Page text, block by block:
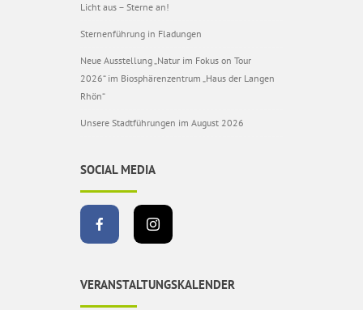
Licht aus – Sterne an!
Sternenführung in Fladungen
Neue Ausstellung „Natur im Fokus on Tour
2026“ im Biosphärenzentrum „Haus der Langen
Rhön“
Unsere Stadtführungen im August 2026
SOCIAL MEDIA
VERANSTALTUNGSKALENDER